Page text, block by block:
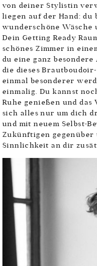
von deiner Stylistin
liegen auf der Hand: du
wunderschöne
Dein Getting Ready
schönes Zimmer in
du eine ganz
die dieses
einmal besonderer
einmalig. Du kannst
Ruhe genießen und das
sich alles nur um dich
und mit neuem Selbst-
Zukünftigen gegenüber
Sinnlichkeit an dir